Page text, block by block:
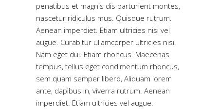
penatibus et magnis dis parturient montes,
nascetur ridiculus mus. Quisque rutrum.
Aenean imperdiet. Etiam ultricies nisi vel
augue. Curabitur ullamcorper ultricies nisi.
Nam eget dui. Etiam rhoncus. Maecenas
tempus, tellus eget condimentum rhoncus,
sem quam semper libero, Aliquam lorem
ante, dapibus in, viverra rutrum. Aenean
imperdiet. Etiam ultricies vel augue.